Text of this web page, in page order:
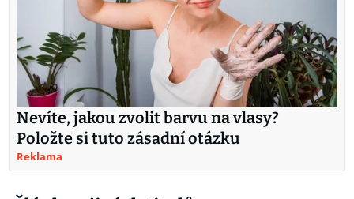
Nevíte, jakou zvolit barvu na vlasy?
Položte si tuto zásadní otázku
Reklama